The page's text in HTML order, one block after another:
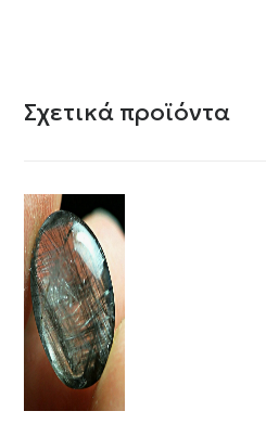
Σχετικά προϊόντα